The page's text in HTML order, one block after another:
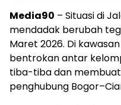
Media90 – Situasi di
mendadak berubah
Maret 2026. Di
bentrokan antar
tiba-tiba dan
penghubung